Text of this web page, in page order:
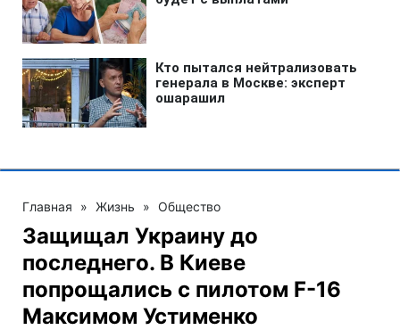
Главная » Жизнь » Общество
Защищал Украину до
последнего. В Киеве
попрощались с пилотом F-16
Максимом Устименко